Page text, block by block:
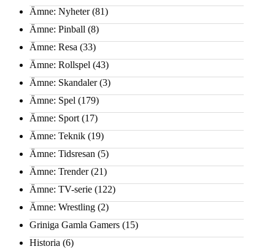
Ämne: Nyheter(81)
Ämne: Pinball (8)
Ämne: Resa (33)
Ämne: Rollspel (43)
Ämne: Skandaler(3)
Ämne: Spel (179)
Ämne: Sport (17)
Ämne: Teknik (19)
Ämne: Tidsresan (5)
Ämne: Trender(21)
Ämne: TV-serie (122)
Ämne: Wrestling (2)
Griniga Gamla Gamers (15)
Historia (6)